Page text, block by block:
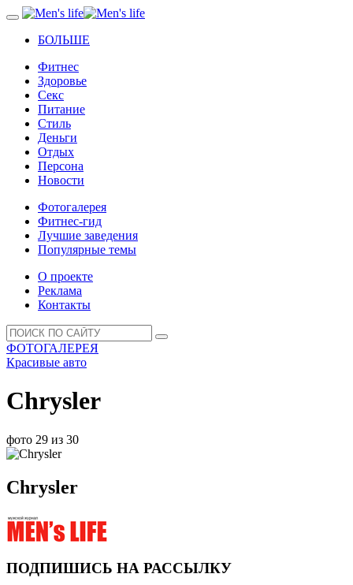
БОЛЬШЕ
Фитнес
Здоровье
Секс
Питание
Стиль
Деньги
Отдых
Персона
Новости
Фотогалерея
Фитнес-гид
Лучшие заведения
Популярные темы
О проекте
Реклама
Контакты
ФОТОГАЛЕРЕЯ
Красивые авто
Chrysler
фото 29 из 30
Chrysler
ПОДПИШИСЬ НА РАССЫЛКУ